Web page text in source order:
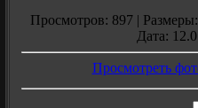
Просмотров: 897 |
Дата:
Просмотреть